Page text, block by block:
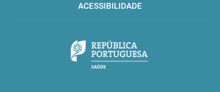
ACESSIBILIDADE